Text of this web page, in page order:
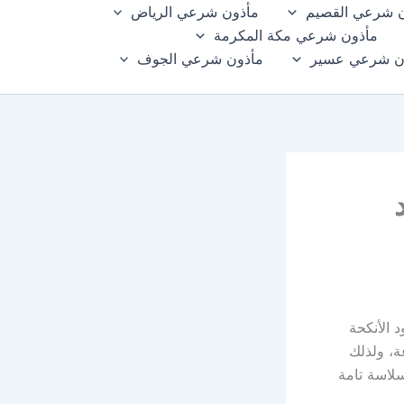
شرعي القصيم
مأذون شرعي الرياض
مأذون شرعي مكة المكرمة
شرعي عسير
مأذون شرعي الجوف
الأنكحة
ولذلك
تامة